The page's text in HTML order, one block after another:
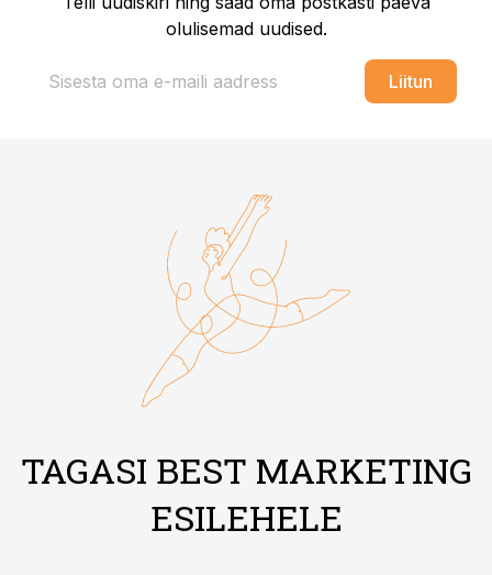
olulisemad uudised.
Liitun
TAGASI BEST MARKETING
ESILEHELE